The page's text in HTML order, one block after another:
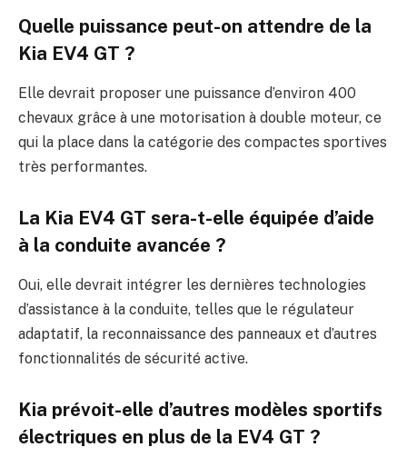
Quelle puissance peut-on attendre de la
Kia EV4 GT ?
Elle devrait proposer une puissance d’environ 400
chevaux grâce à une motorisation à double moteur, ce
qui la place dans la catégorie des compactes sportives
très performantes.
La Kia EV4 GT sera-t-elle équipée d’aide
à la conduite avancée ?
Oui, elle devrait intégrer les dernières technologies
d’assistance à la conduite, telles que le régulateur
adaptatif, la reconnaissance des panneaux et d’autres
fonctionnalités de sécurité active.
Kia prévoit-elle d’autres modèles sportifs
électriques en plus de la EV4 GT ?